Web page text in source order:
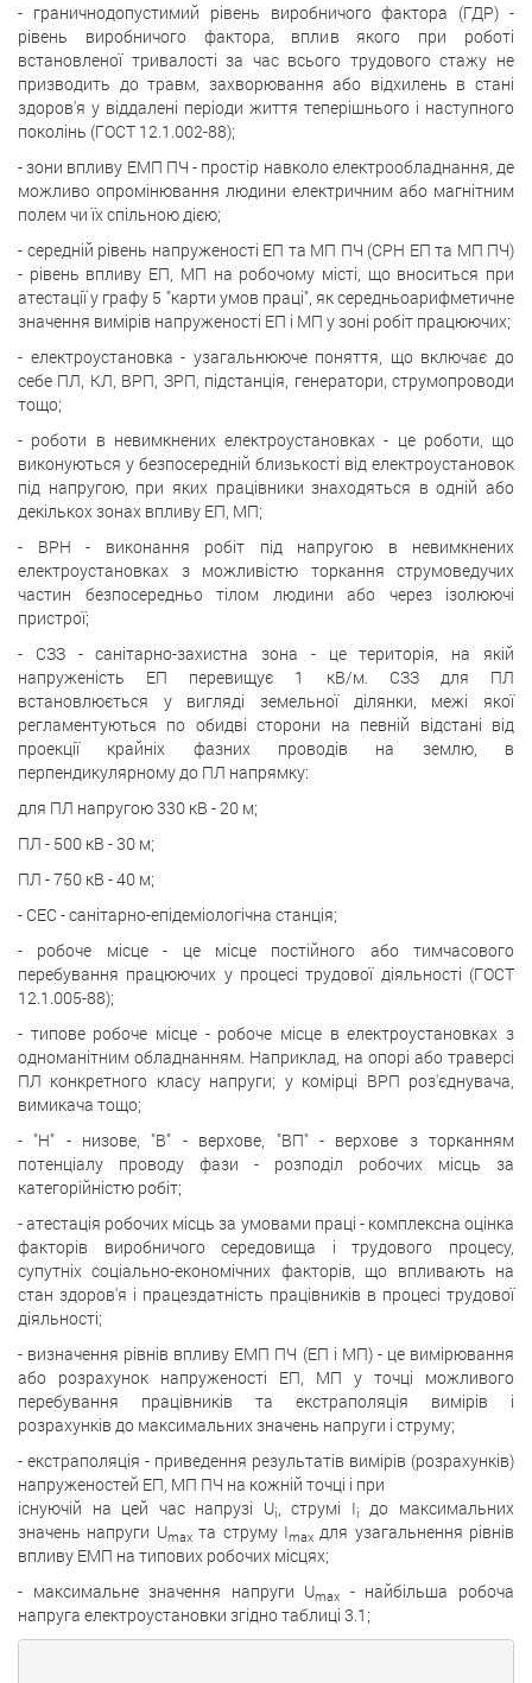
- граничнодопустимий рівень виробничого фактора (ГДР) -
рівень виробничого фактора, вплив якого при роботі
встановленої тривалості за час всього трудового стажу не
призводить до травм, захворювання або відхилень в стані
здоров'я у віддалені періоди життя теперішнього і наступного
поколінь (ГОСТ 12.1.002-88);
- зони впливу ЕМП ПЧ - простір навколо електрообладнання, де
можливо опромінювання людини електричним або магнітним
полем чи їх спільною дією;
- середній рівень напруженості ЕП та МП ПЧ (СРН ЕП та МП ПЧ)
- рівень впливу ЕП, МП на робочому місті, що вноситься при
атестації у графу 5 "карти умов праці", як середньоарифметичне
значення вимірів напруженості ЕП і МП у зоні робіт працюючих;
- електроустановка - узагальнююче поняття, що включає до
себе ПЛ, КЛ, ВРП, ЗРП, підстанція, генератори, струмопроводи
тощо;
- роботи в невимкнених електроустановках - це роботи, що
виконуються у безпосередній близькості від електроустановок
під напругою, при яких працівники знаходяться в одній або
декількох зонах впливу ЕП, МП;
- ВРН - виконання робіт під напругою в невимкнених
електроустановках з можливістю торкання струмоведучих
частин безпосередньо тілом людини або через ізолюючі
пристрої;
- СЗЗ - санітарно-захистна зона - це територія, на якій
напруженість ЕП перевищує 1 кВ/м. СЗЗ для ПЛ
встановлюється у вигляді земельної ділянки, межі якої
регламентуються по обидві сторони на певній відстані від
проекції крайніх фазних проводів на землю, в
перпендикулярному до ПЛ напрямку:
для ПЛ напругою 330 кВ - 20 м;
ПЛ - 500 кВ - 30 м;
ПЛ - 750 кВ - 40 м;
- СЕС - санітарно-епідеміологічна станція;
- робоче місце - це місце постійного або тимчасового
перебування працюючих у процесі трудової діяльності (ГОСТ
12.1.005-88);
- типове робоче місце - робоче місце в електроустановках з
одноманітним обладнанням. Наприклад, на опорі або траверсі
ПЛ конкретного класу напруги; у комірці ВРП роз'єднувача,
вимикача тощо;
- "Н" - низове, "В" - верхове, "ВП" - верхове з торканням
потенціалу проводу фази - розподіл робочих місць за
категорійністю робіт;
- атестація робочих місць за умовами праці - комплексна оцінка
факторів виробничого середовища і трудового процесу,
супутніх соціально-економічних факторів, що впливають на
стан здоров'я і працездатність працівників в процесі трудової
діяльності;
- визначення рівнів впливу ЕМП ПЧ (ЕП і МП) - це вимірювання
або розрахунок напруженості ЕП, МП у точці можливого
перебування працівників та екстраполяція вимірів і
розрахунків до максимальних значень напруги і струму;
- екстраполяція - приведення результатів вимірів (розрахунків)
напруженостей ЕП, МП ПЧ на кожній точці і при
існуючій на цей час напрузі Ui, струмі Ii
до максимальних
значень напруги Umaxта струму Imaxдля узагальнення рівнів
впливу ЕМП на типових робочих місцях;
- максимальне значення напруги Umax
- найбільша робоча
напруга електроустановки згідно таблиці 3.1;